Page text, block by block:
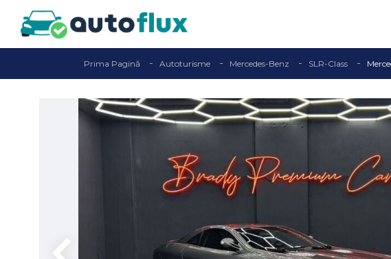
Prima Pagină Autoturisme Mercedes-Benz SLR-Class